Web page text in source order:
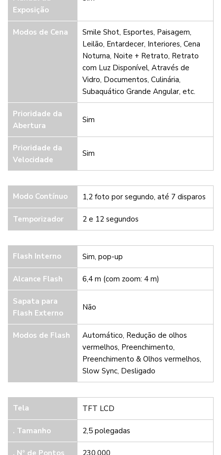
Exposição
Modos de Cena
Smile Shot, Esportes, Paisagem,
Leilão, Entardecer, Interiores, Cena
Noturna, Noite + Retrato, Retrato
com Luz Disponível, Através de
Vidro, Documentos, Culinária,
Subaquático Grande Angular, etc.
Prioridade da
Abertura
Sim
Prioridade da
Velocidade
Sim
Modo Contínuo 1,2 foto por segundo, até 7 disparos
Temporizador 2 e 12 segundos
Flash Interno Sim, pop-up
Alcance Flash 6,4 m (com zoom: 4 m)
Sapata para
Flash Externo
Não
Modos de Flash
Automático, Redução de olhos
vermelhos, Preenchimento,
Preenchimento & Olhos vermelhos,
Slow Sync, Desligado
Tela TFT LCD
. Tamanho 2,5 polegadas